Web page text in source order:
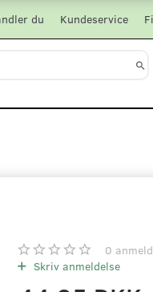
Kundeservice
du
0
Skriv anmeldelse